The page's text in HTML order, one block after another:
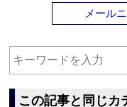
メール
この記事と同じカ